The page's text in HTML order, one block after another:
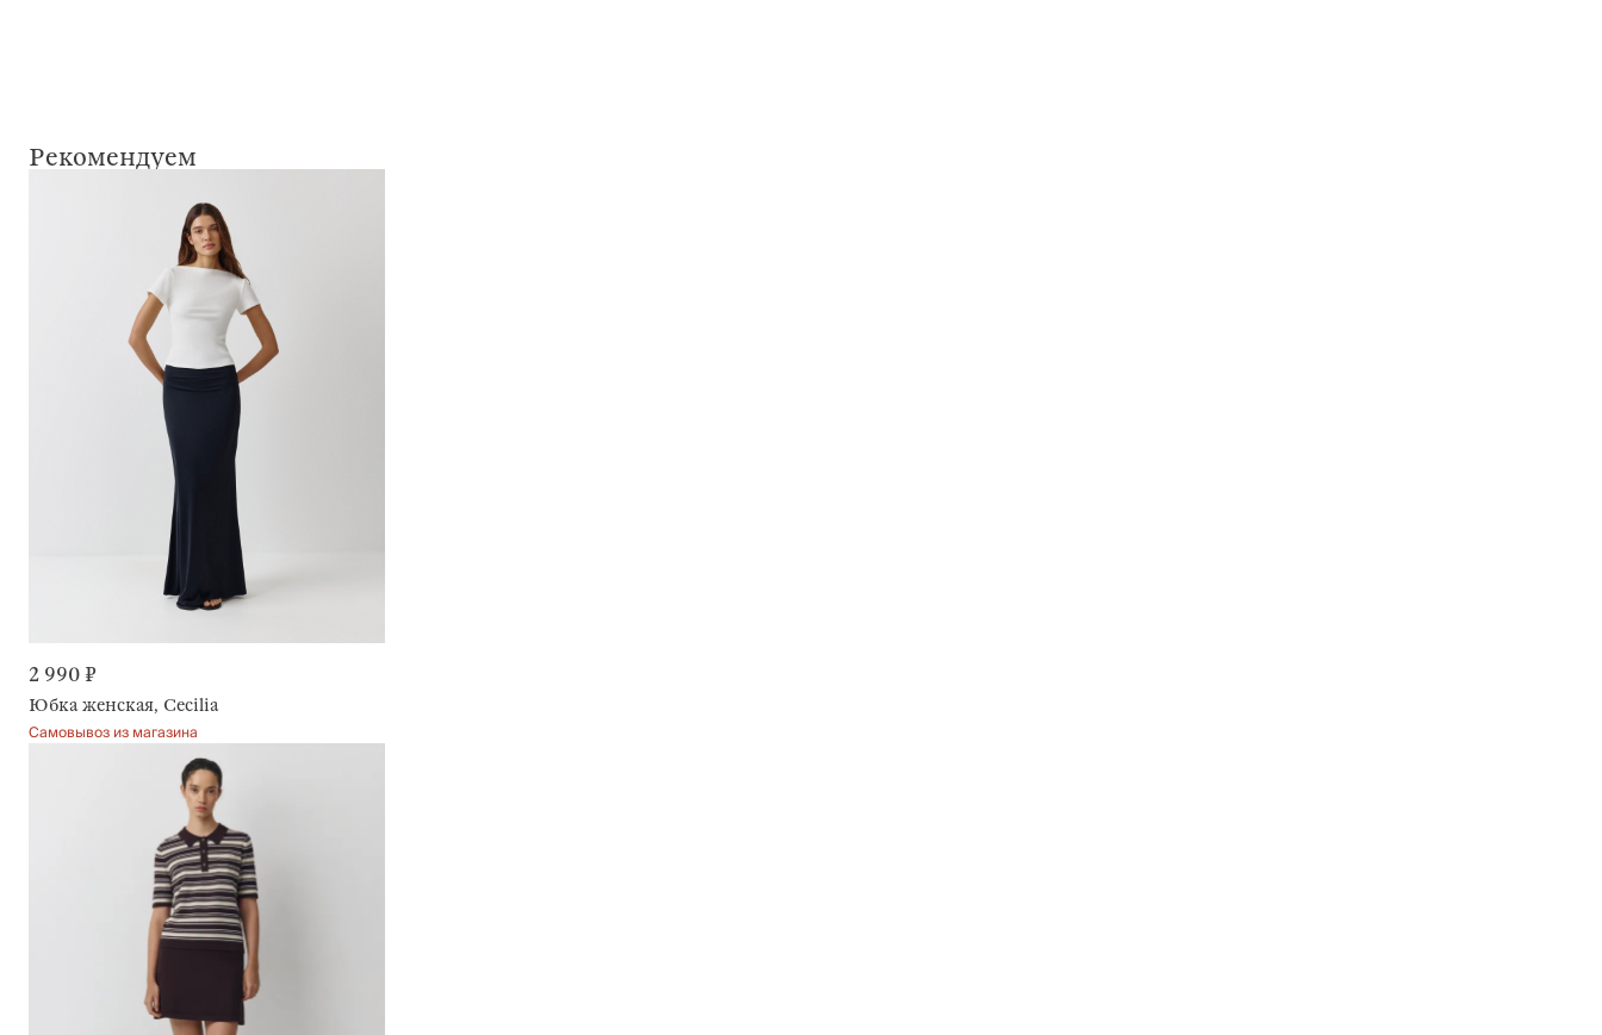
Рекомендуем
2 990 ₽
Юбка женская, Cecilia
Самовывоз из магазина